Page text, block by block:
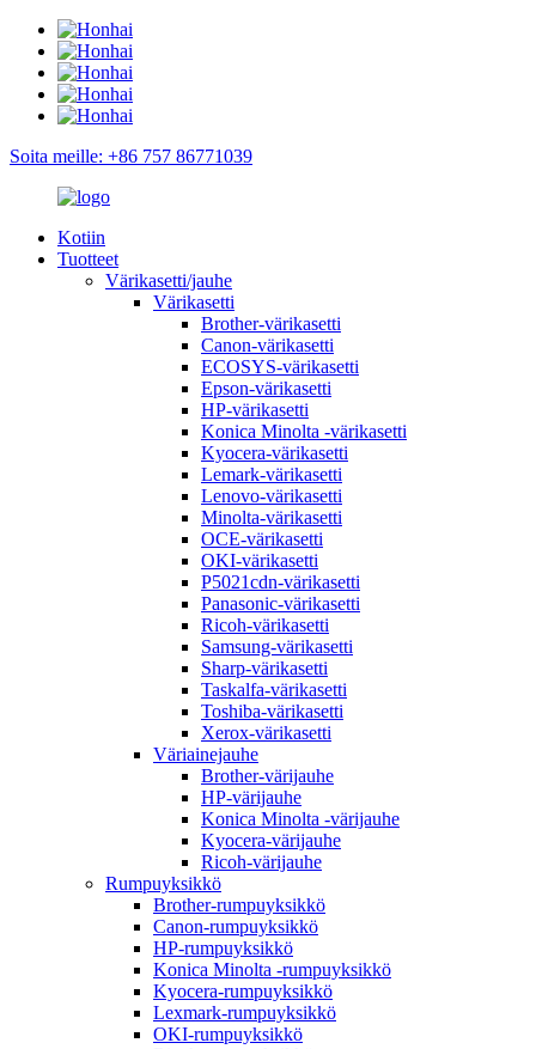
Soita meille: +86 757 86771039
Kotiin
Tuotteet
Värikasetti/jauhe
Värikasetti
Brother-värikasetti
Canon-värikasetti
ECOSYS-värikasetti
Epson-värikasetti
HP-värikasetti
Konica Minolta -värikasetti
Kyocera-värikasetti
Lemark-värikasetti
Lenovo-värikasetti
Minolta-värikasetti
OCE-värikasetti
OKI-värikasetti
P5021cdn-värikasetti
Panasonic-värikasetti
Ricoh-värikasetti
Samsung-värikasetti
Sharp-värikasetti
Taskalfa-värikasetti
Toshiba-värikasetti
Xerox-värikasetti
Väriainejauhe
Brother-värijauhe
HP-värijauhe
Konica Minolta -värijauhe
Kyocera-värijauhe
Ricoh-värijauhe
Rumpuyksikkö
Brother-rumpuyksikkö
Canon-rumpuyksikkö
HP-rumpuyksikkö
Konica Minolta -rumpuyksikkö
Kyocera-rumpuyksikkö
Lexmark-rumpuyksikkö
OKI-rumpuyksikkö